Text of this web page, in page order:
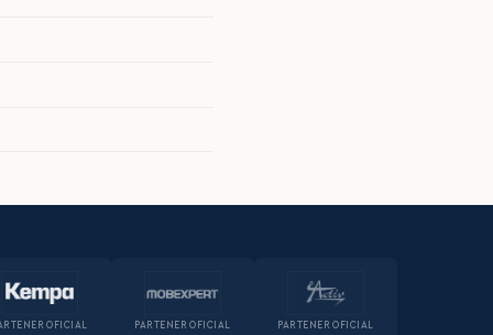
OFICIAL PARTENER OFICIAL PARTENER OFICIAL